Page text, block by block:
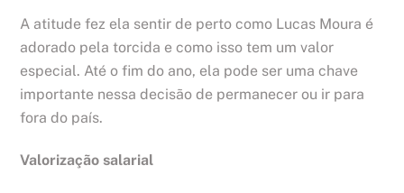
A atitude fez ela sentir de perto como Lucas Moura é
adorado pela torcida e como isso tem um valor
especial. Até o fim do ano, ela pode ser uma chave
importante nessa decisão de permanecer ou ir para
fora do país.
Valorização salarial